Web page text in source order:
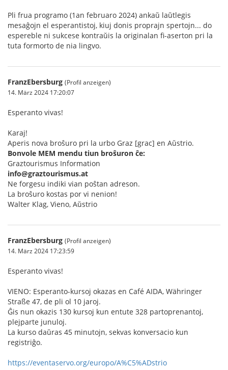
Pli frua programo (1an februaro 2024) ankaŭ laŭtlegis
mesaĝojn el esperantistoj, kiuj donis proprajn spertojn... do
espereble ni sukcese kontraŭis la originalan fi-aserton pri la
tuta formorto de nia lingvo.
FranzEbersburg (Profil anzeigen)
14. März 2024 17:20:07
Esperanto vivas!
Karaj!
Aperis nova broŝuro pri la urbo Graz [grac] en Aŭstrio.
Bonvole MEM mendu tiun broŝuron ĉe:
Graztourismus Information
info@graztourismus.at
Ne forgesu indiki vian poŝtan adreson.
La broŝuro kostas por vi nenion!
Walter Klag, Vieno, Aŭstrio
FranzEbersburg (Profil anzeigen)
14. März 2024 17:23:59
Esperanto vivas!
VIENO: Esperanto-kursoj okazas en Café AIDA, Währinger
Straße 47, de pli ol 10 jaroj.
Ĝis nun okazis 130 kursoj kun entute 328 partoprenantoj,
plejparte junuloj.
La kurso daŭras 45 minutojn, sekvas konversacio kun
registriĝo.
https://eventaservo.org/europo/A%C5%ADstrio